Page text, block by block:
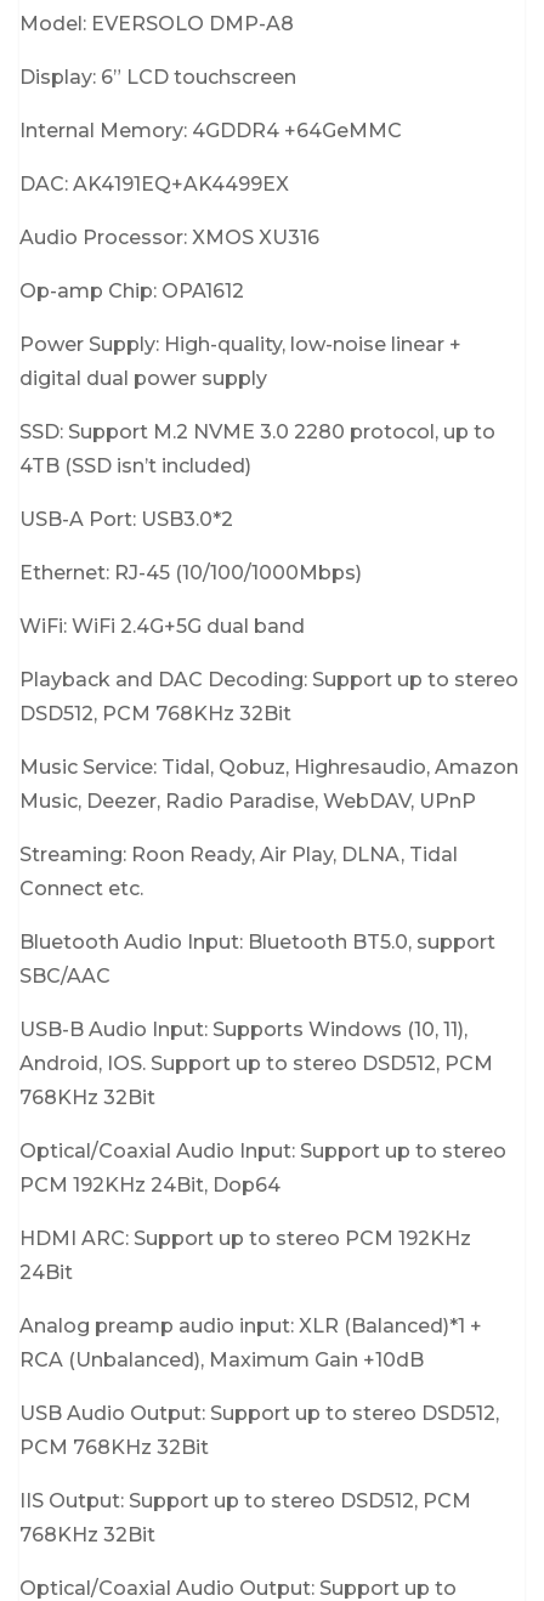
Model: EVERSOLO DMP-A8
Display: 6” LCD touchscreen
Internal Memory: 4GDDR4 +64GeMMC
DAC: AK4191EQ+AK4499EX
Audio Processor: XMOS XU316
Op-amp Chip: OPA1612
Power Supply: High-quality, low-noise linear +
digital dual power supply
SSD: Support M.2 NVME 3.0 2280 protocol, up to
4TB (SSD isn’t included)
USB-A Port: USB3.0*2
Ethernet: RJ-45 (10/100/1000Mbps)
WiFi: WiFi 2.4G+5G dual band
Playback and DAC Decoding: Support up to stereo
DSD512, PCM 768KHz 32Bit
Music Service: Tidal, Qobuz, Highresaudio, Amazon
Music, Deezer, Radio Paradise, WebDAV, UPnP
Streaming: Roon Ready, Air Play, DLNA, Tidal
Connect etc.
Bluetooth Audio Input: Bluetooth BT5.0, support
SBC/AAC
USB-B Audio Input: Supports Windows (10, 11),
Android, IOS. Support up to stereo DSD512, PCM
768KHz 32Bit
Optical/Coaxial Audio Input: Support up to stereo
PCM 192KHz 24Bit, Dop64
HDMI ARC: Support up to stereo PCM 192KHz
24Bit
Analog preamp audio input: XLR (Balanced)*1 +
RCA (Unbalanced), Maximum Gain +10dB
USB Audio Output: Support up to stereo DSD512,
PCM 768KHz 32Bit
IIS Output: Support up to stereo DSD512, PCM
768KHz 32Bit
Optical/Coaxial Audio Output: Support up to